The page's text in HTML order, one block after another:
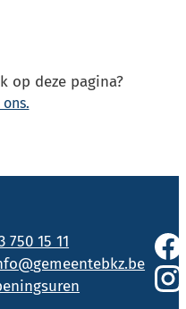
op deze pagina?
750 15 11
@gemeentebkz.be